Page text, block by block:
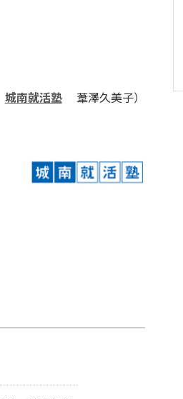
城南就活塾葦澤久美子）